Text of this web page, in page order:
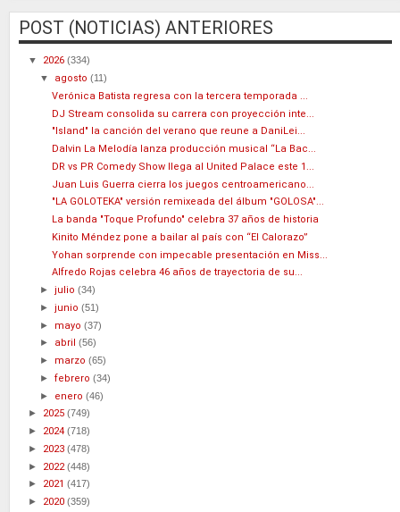
POST (NOTICIAS) ANTERIORES
▼ 2026 (334)
▼ agosto(11)
Verónica Batista regresa con la tercera temporada ...
DJ Stream consolida su carrera con proyección inte...
"Island" la canción del verano que reune a DaniLei...
Dalvin La Melodía lanza producción musical “La Bac...
DR vs PR Comedy Show llega al United Palace este 1...
Juan Luis Guerra cierra los juegos centroamericano...
"LA GOLOTEKA" versión remixeada del álbum "GOLOSA"...
La banda "Toque Profundo" celebra 37 años de historia
Kinito Méndez pone a bailar al país con “El Calorazo”
Yohan sorprende con impecable presentación en Miss...
Alfredo Rojas celebra 46 años de trayectoria de su...
►julio(34)
►junio(51)
► mayo(37)
► abril(56)
► marzo(65)
►febrero(34)
► enero(46)
► 2025 (749)
► 2024 (718)
► 2023 (478)
► 2022(448)
► 2021 (417)
► 2020 (359)